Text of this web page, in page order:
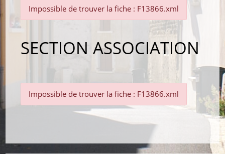
Impossible de trouver la fiche : F13866.xml
SECTION ASSOCIATION
Impossible de trouver la fiche : F13866.xml